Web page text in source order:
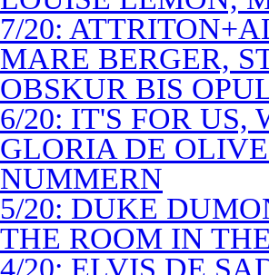
7/20:
MARE BERGER,
OBSKUR BIS
6/20: IT'S FOR US,
GLORIA DE
NUMMERN
5/20: DUKE
THE ROOM IN
4/20: ELVIS DE